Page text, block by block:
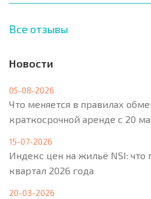
Все отзывы
Новости
05-08-2026
Что меняется в правилах
краткосрочной аренде с 20
15-07-2026
Индекс цен на жильё NSI: что
квартал 2026 года
20-03-2026